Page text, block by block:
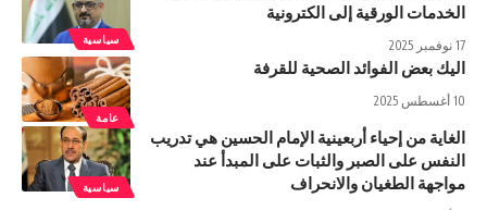
سياسية
الخدمات الورقية إلى الكترونية
17 نوفمبر 2025
عامة
الیك بعض الفوائد الصحیة للقرفة
10 أغسطس 2025
سياسية
الغاية من إحياء أربعينية الإمام الحسين هي تدريب
النفس على الصبر والثبات على المبدأ عند
مواجهة الطغيان والانحراف